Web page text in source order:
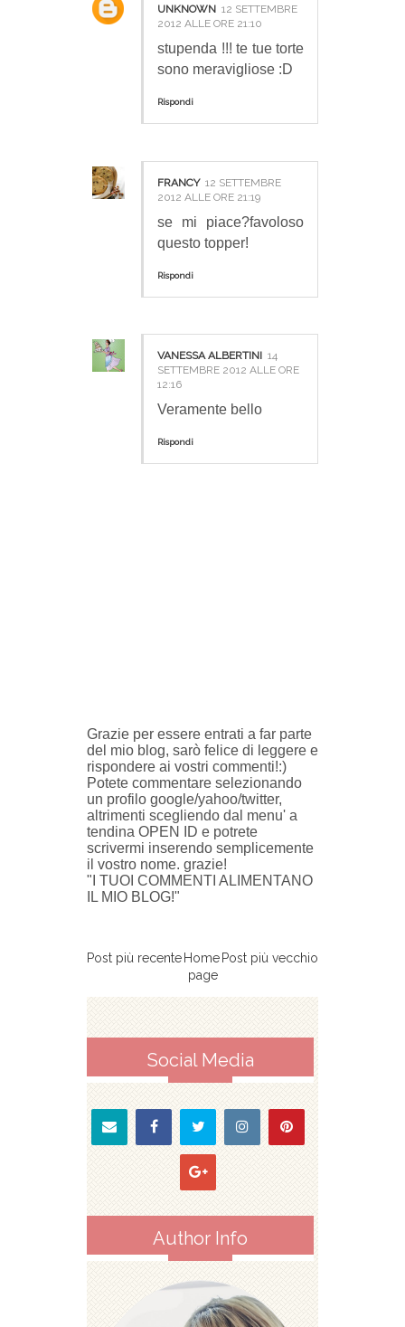
UNKNOWN 12 SETTEMBRE
2012 ALLE ORE 21:10
stupenda !!! te tue torte
sono meravigliose :D
Rispondi
FRANCY 12 SETTEMBRE
2012 ALLE ORE 21:19
se mi piace?favoloso
questo topper!
Rispondi
VANESSA ALBERTINI 14
SETTEMBRE 2012 ALLE ORE
12:16
Veramente bello
Rispondi
Grazie per essere entrati a far parte
del mio blog, sarò felice di leggere e
rispondere ai vostri commenti!:)
Potete commentare selezionando
un profilo google/yahoo/twitter,
altrimenti scegliendo dal menu' a
tendina OPEN ID e potrete
scrivermi inserendo semplicemente
il vostro nome. grazie!
"I TUOI COMMENTI ALIMENTANO
IL MIO BLOG!"
Post più recente Post più vecchio
Home
page
Social Media
Author Info